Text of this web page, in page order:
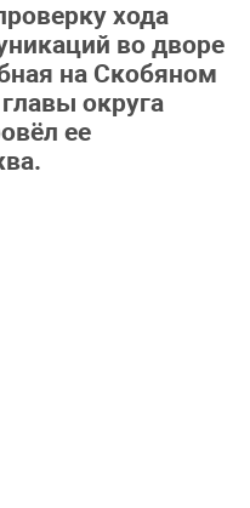
хода
во дворе
на Скобяном
округа
ее